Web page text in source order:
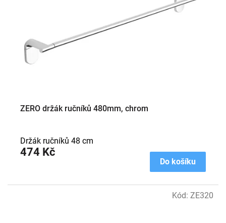
ZERO držák ručníků 480mm, chrom
474 Kč
Do košíku
Držák ručníků 48 cm
Kód: ZE320